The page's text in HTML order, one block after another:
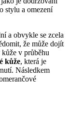
stylu a omezení
a obvykle se zcela
že může dojít
v průběhu
kůže, která je
Následkem